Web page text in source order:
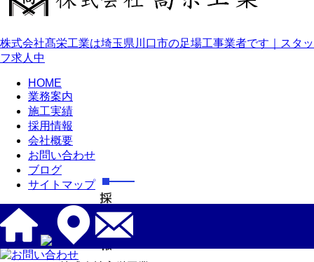
株式会社髙栄工業は埼玉県川口市の足場工事業者です｜スタッ
フ求人中
HOME
業務案内
施工実績
採用情報
会社概要
お問い合わせ
ブログ
サイトマップ